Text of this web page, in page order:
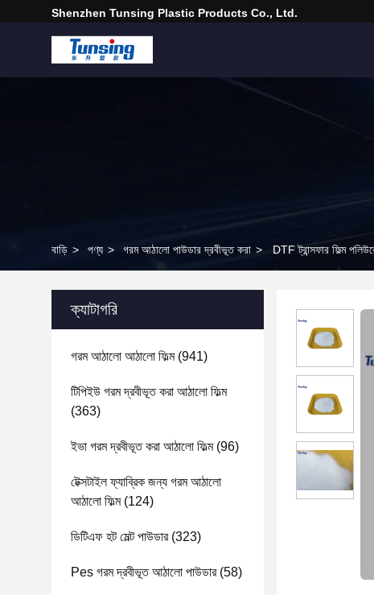
Shenzhen Tunsing Plastic Products Co., Ltd.
বাড়ি > পণ্য > গরম আঠালো পাউডার দ্রবীভূত করা > DTF ট্রান্সফার ফিল্ম
ক্যাটাগরি
গরম আঠালো আঠালো ফিল্ম(941)
টিপিইউ গরম দ্রবীভূত করা আঠালো ফিল্ম
(363)
ইভা গরম দ্রবীভূত করা আঠালো ফিল্ম(96)
টেক্সটাইল ফ্যাব্রিক জন্য গরম আঠালো
আঠালো ফিল্ম(124)
ডিটিএফ হট মেল্ট পাউডার(323)
Pes গরম দ্রবীভূত আঠালো পাউডার(58)